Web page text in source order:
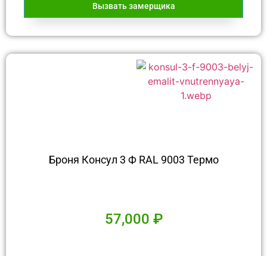
Вызвать замерщика
Броня Консул 3 Ф RAL 9003 Термо
57,000 ₽